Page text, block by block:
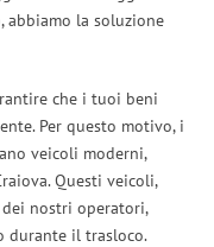
abbiamo la soluzione
che i tuoi beni
Per questo motivo, i
veicoli moderni,
Questi veicoli,
dei nostri operatori,
durante il trasloco.